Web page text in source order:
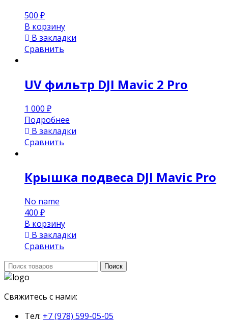
500 ₽
В корзину
В закладки
Сравнить
UV фильтр DJI Mavic 2 Pro
1 000 ₽
Подробнее
В закладки
Сравнить
Крышка подвеса DJI Mavic Pro
No name
400 ₽
В корзину
В закладки
Сравнить
Поиск:
Поиск
Свяжитесь с нами:
Тел: +7 (978) 599-05-05